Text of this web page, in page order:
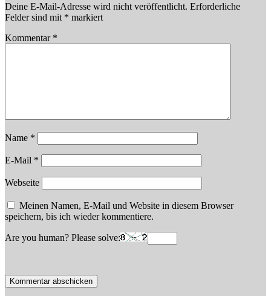
Deine E-Mail-Adresse wird nicht veröffentlicht. Erforderliche
Felder sind mit * markiert
Kommentar *
Name *
E-Mail *
Webseite
Meinen Namen, E-Mail und Website in diesem Browser
speichern, bis ich wieder kommentiere.
Are you human? Please solve: